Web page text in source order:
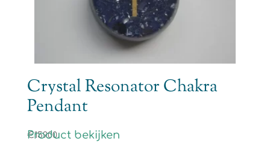
Crystal Resonator Chakra
Pendant
€159.00
Product bekijken